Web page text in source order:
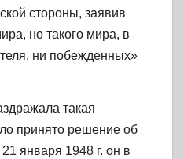
стороны, заявив
но такого мира, в
ни побежденных»
такая
принято решение об
января 1948 г. он в